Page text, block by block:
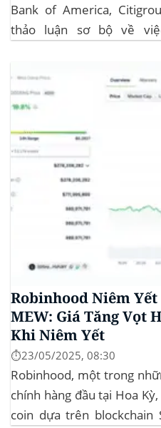
Bank of America,
thảo luận sơ bộ về
tiền điện tử. Các...
Robinhood Niêm Yết
MEW: Giá Tăng Vọt
Khi Niêm Yết
⏱️23/05/2025, 08:30
Robinhood, một trong
chính hàng đầu tại Hoa
coin dựa trên blockchain